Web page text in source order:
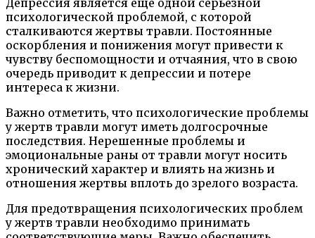
Депрессия является еще одной серьезной
психологической проблемой, с которой
сталкиваются жертвы травли. Постоянные
оскорбления и понижения могут привести к
чувству беспомощности и отчаяния, что в свою
очередь приводит к депрессии и потере
интереса к жизни.
Важно отметить, что психологические проблемы
у жертв травли могут иметь долгосрочные
последствия. Нерешенные проблемы и
эмоциональные раны от травли могут носить
хронический характер и влиять на жизнь и
отношения жертвы вплоть до зрелого возраста.
Для предотвращения психологических проблем
у жертв травли необходимо принимать